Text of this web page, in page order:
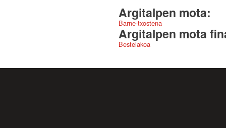
Argitalpen mota:
Barne-txostena
Argitalpen mota
Bestelakoa